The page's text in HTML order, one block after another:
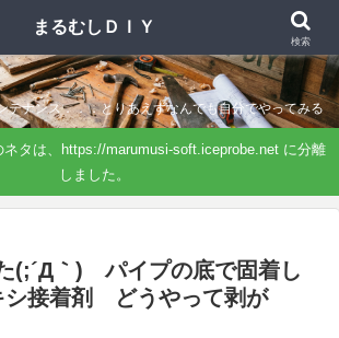
まるむしＤＩＹ
テナンス．．．とりあえずなんでも自分でやってみる
ネタは、https://marumusi-soft.iceprobe.net に分離
しました。
(;´Д｀) パイプの底で固着し
シ接着剤 どうやって剥が
まるむしＤＩＹ
検索